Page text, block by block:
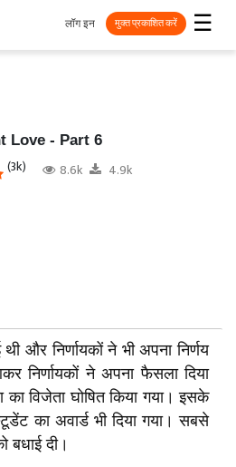
☰
लॉग इन मुक्त प्रकाशित करें
Love - Part 6
(3k) 8.6k 4.9k
थी और निर्णायकों ने भी अपना निर्णय
निर्णायकों ने अपना फैसला दिया
का विजेता घोषित किया गया। इसके
का अवार्ड भी दिया गया। सबसे
बधाई दी।